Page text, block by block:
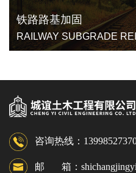
铁路路基加固
RAILWAY SUBGRADE
咨询热线：
邮 箱：